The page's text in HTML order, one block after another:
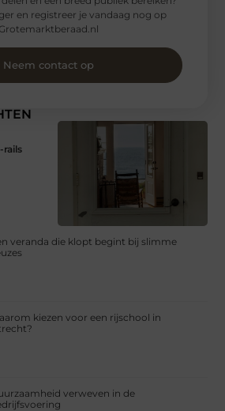
rails
veranda die klopt begint bij slimme
kiezen voor een rijschool in
verweven in de
en registreer je vandaag nog op
Grotemarktberaad.nl
Neem contact op